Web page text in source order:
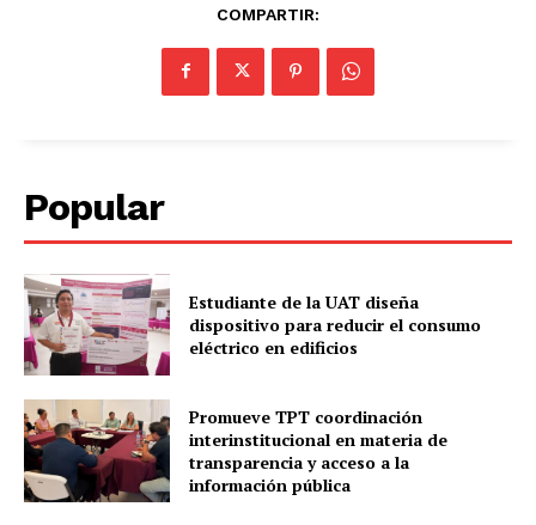
COMPARTIR:
Popular
Estudiante de la UAT diseña
dispositivo para reducir el consumo
eléctrico en edificios
Promueve TPT coordinación
interinstitucional en materia de
transparencia y acceso a la
información pública